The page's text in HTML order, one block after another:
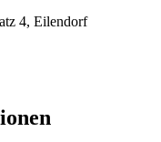
4, Eilendorf